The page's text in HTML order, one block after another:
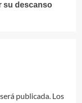
su descanso
publicada. Los